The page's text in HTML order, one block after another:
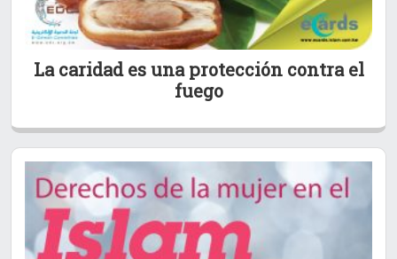
La caridad es una protección contra el
fuego